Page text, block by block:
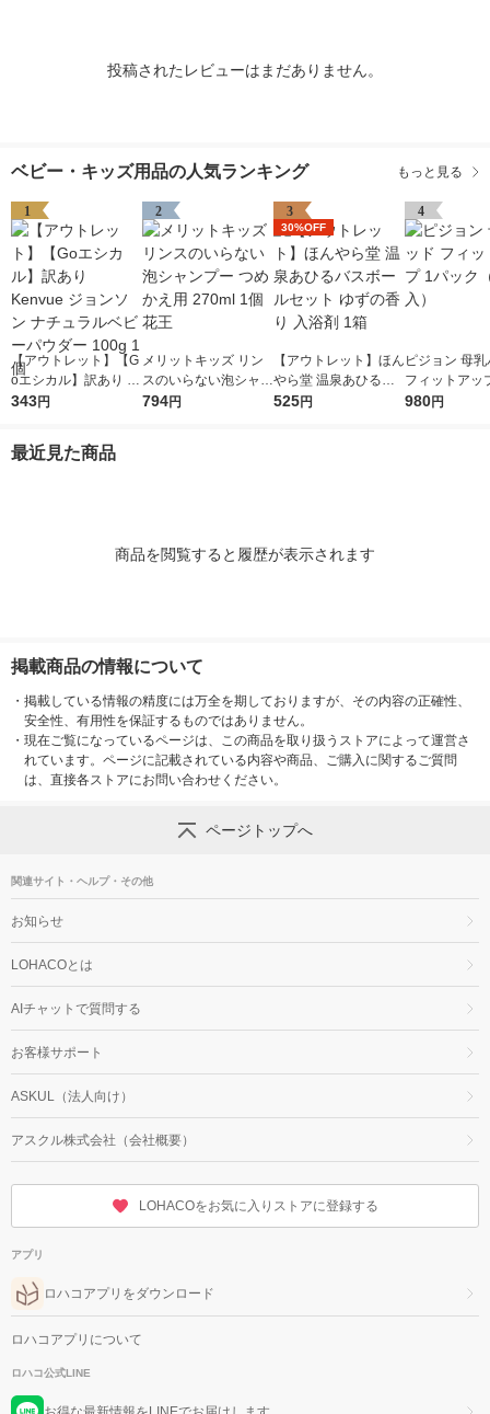
投稿されたレビューはまだありません。
ベビー・キッズ用品の人気ランキング もっと見る
1
【アウトレット】【G
oエシカル】訳あり K
envue ジョンソン ナ
343円
2
メリットキッズ リン
スのいらない泡シャン
プー つめかえ用 270
794円
3
30%OFF
【アウトレット】ほん
やら堂 温泉あひるバ
スボールセット ゆず
525円
4
ピジョン 母
フィットアッ
ク（126枚入
980円
最近見た商品
商品を閲覧すると履歴が表示されます
掲載商品の情報について
・ 掲載している情報の精度には万全を期しておりますが、その内容の正確性、
安全性、有用性を保証するものではありません。
・ 現在ご覧になっているページは、この商品を取り扱うストアによって運営さ
れています。ページに記載されている内容や商品、ご購入に関するご質問
は、直接各ストアにお問い合わせください。
ページトップへ
関連サイト・ヘルプ・その他
お知らせ
LOHACOとは
AIチャットで質問する
お客様サポート
ASKUL（法人向け）
アスクル株式会社（会社概要）
LOHACOをお気に入りストアに登録する
アプリ
ロハコアプリをダウンロード
ロハコアプリについて
ロハコ公式LINE